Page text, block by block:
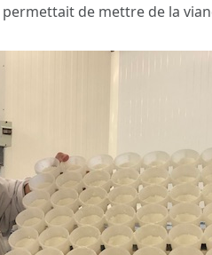
permettait de mettre de la